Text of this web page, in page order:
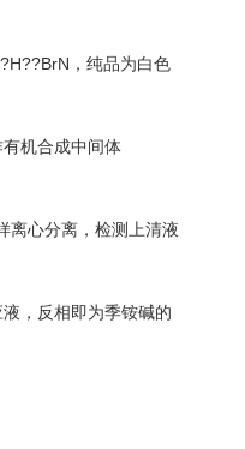
，纯品为白色
机合成中间体
离心分离，检测上清液
，反相即为季铵碱的